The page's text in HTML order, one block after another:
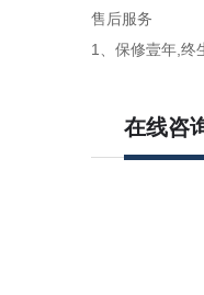
售后服务
1、保修壹年,终
在线咨